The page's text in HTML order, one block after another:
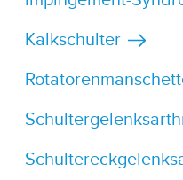
Kalkschulter